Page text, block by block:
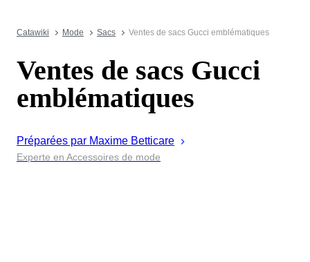
Catawiki Mode Sacs Ventes de sacs Gucci emblématiques
Ventes de sacs Gucci
emblématiques
Préparées par Maxime Betticare
Experte en Accessoires de mode